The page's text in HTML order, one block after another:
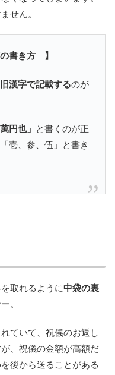
せん。
書き方 】
旧漢字で記載するのが
円也」 と書くのが正
壱、参、伍」と書き
取れるように中袋の裏
。
ていて、祝儀のお返し
、祝儀の金額が高額だ
を後から送ることがある